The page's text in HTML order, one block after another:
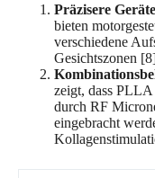
Präzisere
bieten
verschiedene
Gesichtszonen
zeigt, dass
durch RF
eingebracht